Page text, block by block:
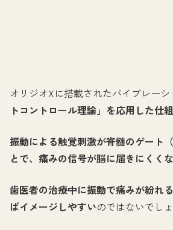
オリジオXに搭載されたバイブレーシ
トコントロール理論」を応用した仕
振動による触覚刺激が脊髄のゲート
とで、痛みの信号が脳に届きにくく
歯医者の治療中に振動で痛みが紛れ
ばイメージしやすいのではないでしょ